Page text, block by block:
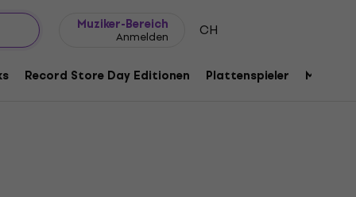
Muziker-Bereich
Anmelden CH
Record Store Day Editionen Plattenspieler Musik